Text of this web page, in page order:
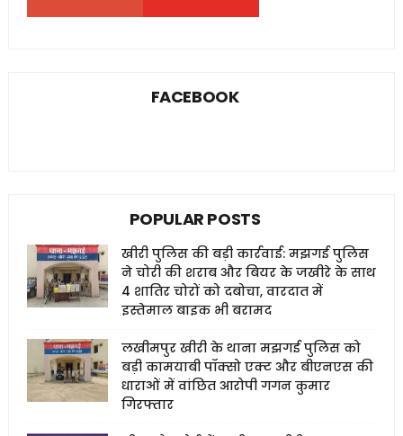
FACEBOOK
POPULAR POSTS
खीरी पुलिस की बड़ी कार्रवाई: मझगई पुलिस
ने चोरी की शराब और बियर के जखीरे के साथ
4 शातिर चोरों को दबोचा, वारदात में
इस्तेमाल बाइक भी बरामद
लखीमपुर खीरी के थाना मझगई पुलिस को
बड़ी कामयाबी पॉक्सो एक्ट और बीएनएस की
धाराओं में वांछित आरोपी गगन कुमार
गिरफ्तार